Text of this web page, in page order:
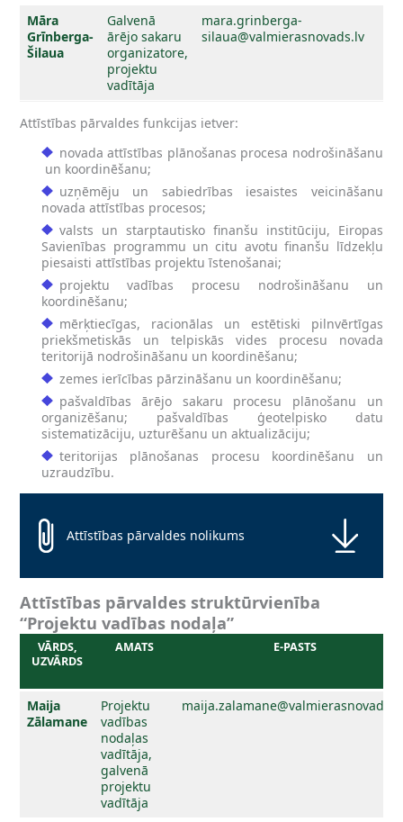
Māra
Grīnberga-
Šilaua
Galvenā
ārējo sakaru
organizatore,
projektu
vadītāja
mara.grinberga-
silaua@valmierasnovads.lv
Attīstības pārvaldes funkcijas ietver:
novada attīstības plānošanas procesa nodrošināšanu
un koordinēšanu;
uzņēmēju un sabiedrības iesaistes veicināšanu
novada attīstības procesos;
valsts un starptautisko finanšu institūciju, Eiropas
Savienības programmu un citu avotu finanšu līdzekļu
piesaisti attīstības projektu īstenošanai;
projektu vadības procesu nodrošināšanu un
koordinēšanu;
mērķtiecīgas, racionālas un estētiski pilnvērtīgas
priekšmetiskās un telpiskās vides procesu novada
teritorijā nodrošināšanu un koordinēšanu;
zemes ierīcības pārzināšanu un koordinēšanu;
pašvaldības ārējo sakaru procesu plānošanu un
organizēšanu; pašvaldības ģeotelpisko datu
sistematizāciju, uzturēšanu un aktualizāciju;
teritorijas plānošanas procesu koordinēšanu un
uzraudzību.
Attīstības pārvaldes nolikums
Attīstības pārvaldes struktūrvienība
“Projektu vadības nodaļa”
VĀRDS,
UZVĀRDS
AMATS E-PASTS
Maija
Zālamane
Projektu
vadības
nodaļas
vadītāja,
galvenā
projektu
vadītāja